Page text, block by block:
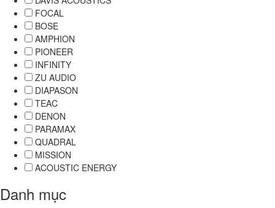
FOCAL
BOSE
AMPHION
PIONEER
INFINITY
ZU AUDIO
DIAPASON
TEAC
DENON
PARAMAX
QUADRAL
MISSION
ACOUSTIC ENERGY
Danh mục